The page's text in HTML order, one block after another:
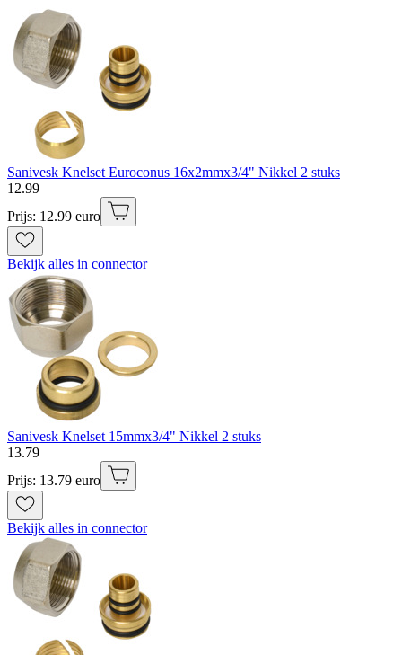
Sanivesk Knelset Euroconus 16x2mmx3/4" Nikkel 2 stuks
12.99
Prijs: 12.99 euro
Bekijk alles in connector
Sanivesk Knelset 15mmx3/4" Nikkel 2 stuks
13.79
Prijs: 13.79 euro
Bekijk alles in connector